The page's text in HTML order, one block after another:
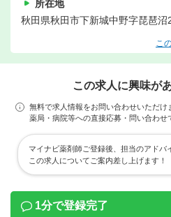
所在地
秋田県秋田市下新城中野字琵琶沼
こ
この求人に興味が
無料で求人情報をお問い合わせいただけ
薬局・病院等への直接応募・問い合わせ
マイナビ薬剤師ご登録後、担当のアドバ
この求人についてご案内差し上げます！
1分で登録完了